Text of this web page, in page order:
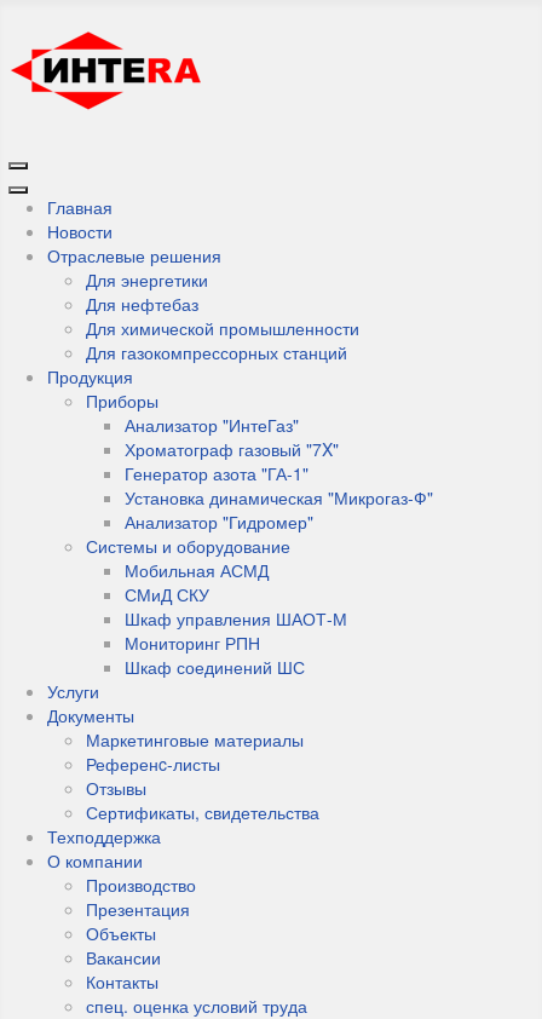
Главная
Новости
Отраслевые решения
Для энергетики
Для нефтебаз
Для химической промышленности
Для газокомпрессорных станций
Продукция
Приборы
Анализатор "ИнтеГаз"
Хроматограф газовый "7X"
Генератор азота "ГА-1"
Установка динамическая "Микрогаз-Ф"
Анализатор "Гидромер"
Системы и оборудование
Мобильная АСМД
СМиД СКУ
Шкаф управления ШАОТ-М
Мониторинг РПН
Шкаф соединений ШС
Услуги
Документы
Маркетинговые материалы
Референc-листы
Отзывы
Сертификаты, свидетельства
Техподдержка
О компании
Производство
Презентация
Объекты
Вакансии
Контакты
спец. оценка условий труда